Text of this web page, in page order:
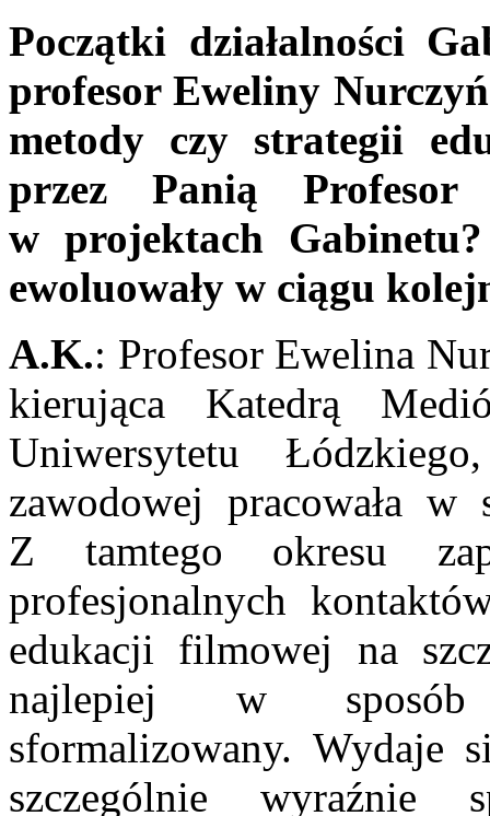
Początki działalności
profesor Eweliny
metody czy strategii
przez Panią
w projektach
ewoluowały w ciągu
A.K.: Profesor Ewelina
kierująca Katedrą
Uniwersytetu
zawodowej pracowała
Z tamtego okresu
profesjonalnych
edukacji filmowej na
najlepiej w sposób
sformalizowany. Wydaje
szczególnie wyraźnie